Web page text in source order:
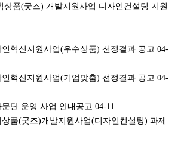
상품(굿즈) 개발지원사업 디자인컨설팅 지원
혁신지원사업(우수상품) 선정결과 공고 04-
혁신지원사업(기업맞춤) 선정결과 공고 04-
단 운영 사업 안내공고 04-11
상품(굿즈)개발지원사업(디자인컨설팅) 과제